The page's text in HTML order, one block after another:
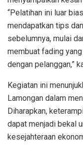
“Pelatihan ini luar
mendapatkan tips
sebelumnya, mulai
membuat fading
dengan pelanggan,”
Kegiatan ini
Lamongan dalam
Diharapkan,
dapat menjadi bekal
kesejahteraan